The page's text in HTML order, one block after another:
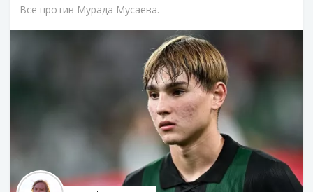
Все против Мурада Мусаева.